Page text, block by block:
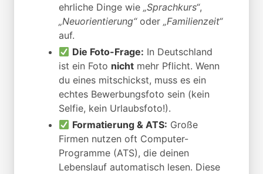
ehrliche Dinge wie „Sprachkurs“,
„Neuorientierung“oder „Familienzeit“
auf.
Die Foto-Frage: In Deutschland
ist ein Foto nicht mehr Pflicht. Wenn
du eines mitschickst, muss es ein
echtes Bewerbungsfoto sein (kein
Selfie, kein Urlaubsfoto!).
Formatierung & ATS: Große
Firmen nutzen oft Computer-
Programme (ATS), die deinen
Lebenslauf automatisch lesen. Diese